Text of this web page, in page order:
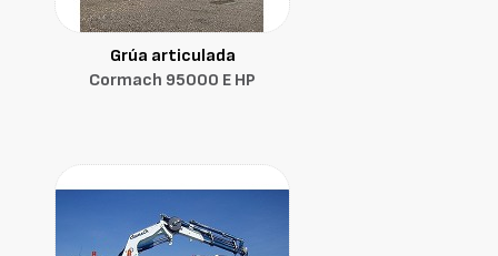
Grúa articulada
Cormach 95000 E HP